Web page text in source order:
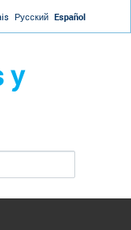
Русский Español
y